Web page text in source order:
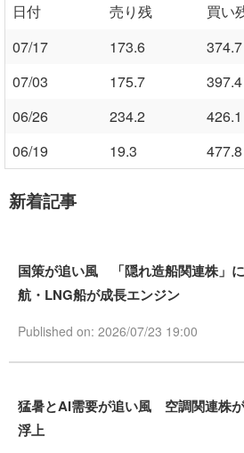
日付
売り残 買い
07/17
173.6 374.7
07/03
175.7 397.4
06/26
234.2 426.1
06/19
19.3 477.8
新着記事
国策が追い風 「隠れ造船関連株」
航・LNG船が成長エンジン
Published on: 2026/07/23 19:00
猛暑とAI需要が追い風 空調関連株
浮上